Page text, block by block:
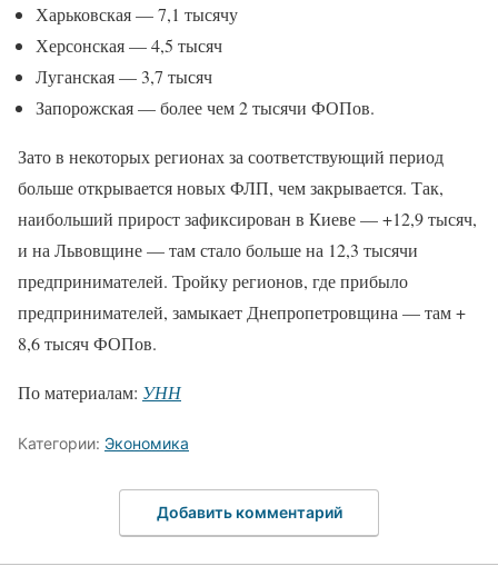
Харьковская — 7,1 тысячу
Херсонская — 4,5 тысяч
Луганская — 3,7 тысяч
Запорожская — более чем 2 тысячи ФОПов.
Зато в некоторых регионах за соответствующий период
больше открывается новых ФЛП, чем закрывается. Так,
наибольший прирост зафиксирован в Киеве — +12,9 тысяч,
и на Львовщине — там стало больше на 12,3 тысячи
предпринимателей. Тройку регионов, где прибыло
предпринимателей, замыкает Днепропетровщина — там +
8,6 тысяч ФОПов.
По материалам: УНН
Категории: Экономика
Добавить комментарий